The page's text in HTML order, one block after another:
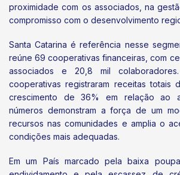
proximidade com os associados, na
compromisso com o desenvolvimento
Santa Catarina é referência nesse
reúne 69 cooperativas financeiras, com
associados e 20,8 mil
cooperativas registraram receitas totais
crescimento de 36% em relação ao
números demonstram a força de um
recursos nas comunidades e amplia o
condições mais adequadas.
Em um País marcado pela baixa